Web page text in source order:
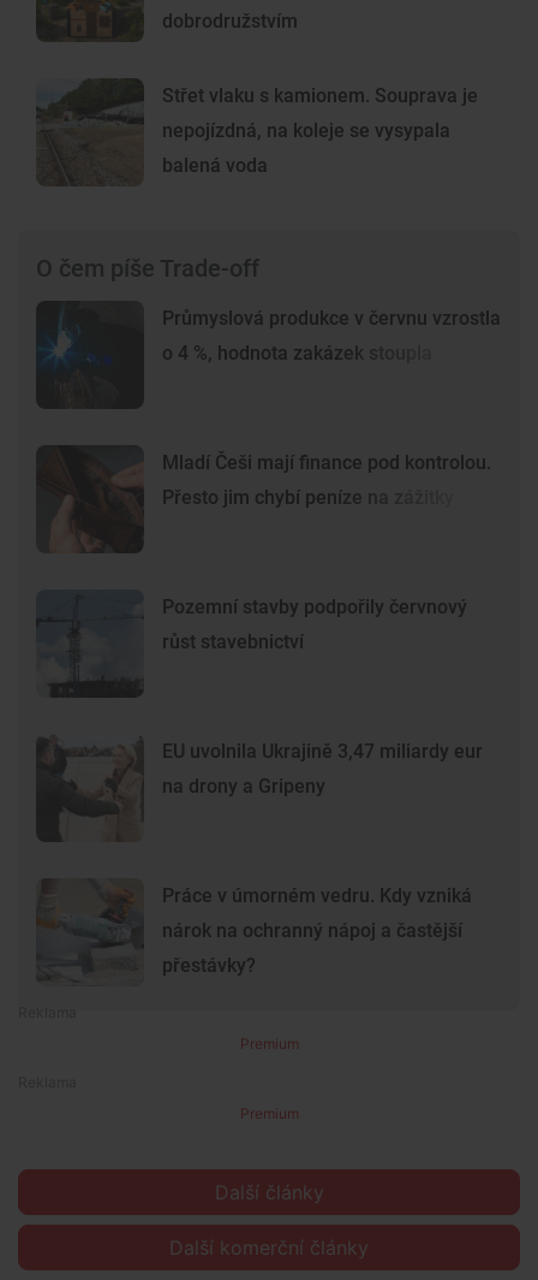
dobrodružstvím
Střet vlaku s kamionem. Souprava je
nepojízdná, na koleje se vysypala
balená voda
O čem píše Trade-off
Průmyslová produkce v červnu vzrostla
o 4 %, hodnota zakázek stoupla
Mladí Češi mají finance pod kontrolou.
Přesto jim chybí peníze na zážitky
Pozemní stavby podpořily červnový
růst stavebnictví
EU uvolnila Ukrajině 3,47 miliardy eur
na drony a Gripeny
Práce v úmorném vedru. Kdy vzniká
nárok na ochranný nápoj a častější
přestávky?
Premium
Premium
Další články
Další komerční články